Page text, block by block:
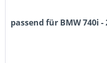
passend für BMW 740i -